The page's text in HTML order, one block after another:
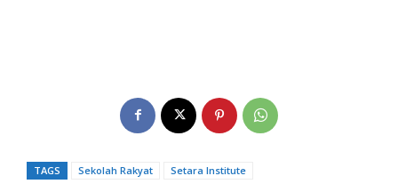
TAGS Sekolah Rakyat Setara Institute